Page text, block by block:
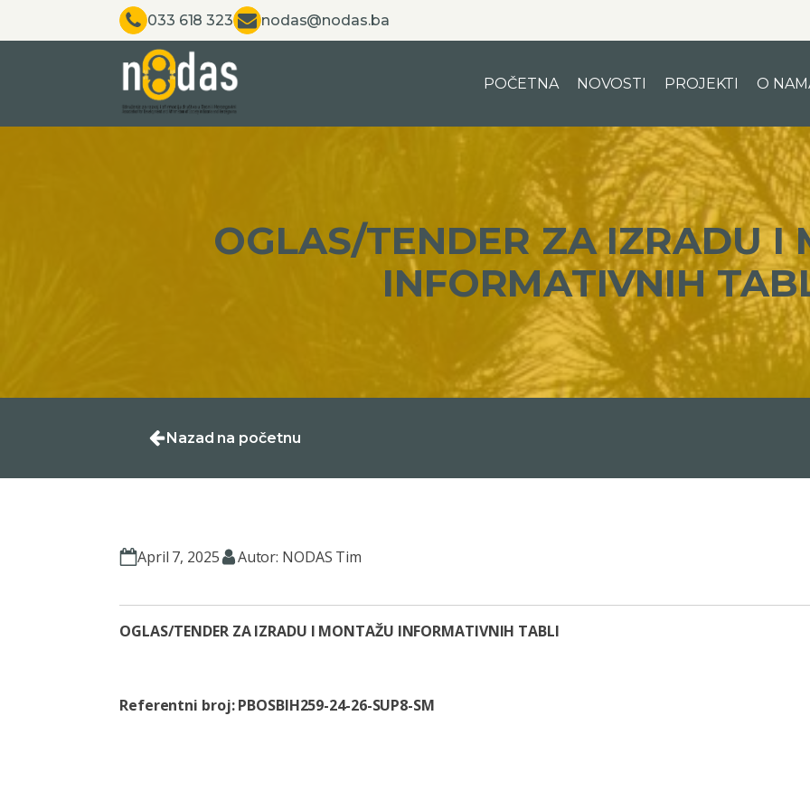
033 618 323 nodas@nodas.ba
POČETNA NOVOSTI PROJEKTI O
OGLAS/TENDER ZA IZRADU I
INFORMATIVNIH
Nazad na početnu
April 7, 2025 Autor: NODAS Tim
OGLAS/TENDER ZA IZRADU I MONTAŽU INFORMATIVNIH TABLI
Referentni broj: PBOSBIH259-24-26-SUP8-SM